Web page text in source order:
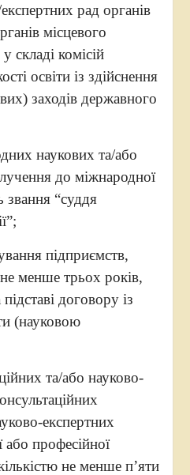
рад органів
місцевого
складі комісій
освіти із здійснення
заходів державного
наукових та/або
до міжнародної
звання “суддя
підприємств,
менше трьох років,
договору із
(науковою
та/або науково-
експертних
або професійної
не менше п’яти